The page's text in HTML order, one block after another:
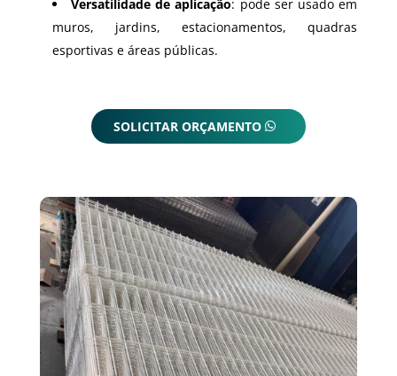
Versatilidade de aplicação: pode ser usado em
muros, jardins, estacionamentos, quadras
esportivas e áreas públicas.
SOLICITAR ORÇAMENTO